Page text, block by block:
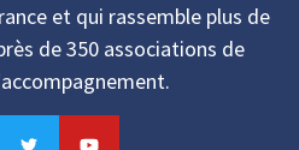
et qui rassemble plus de
de 350 associations de